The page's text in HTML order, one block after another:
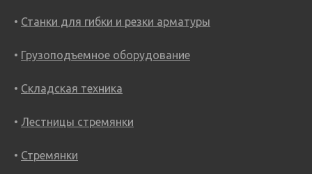
Станки для гибки и резки арматуры
Грузоподъемное оборудование
Складская техника
Лестницы стремянки
Стремянки